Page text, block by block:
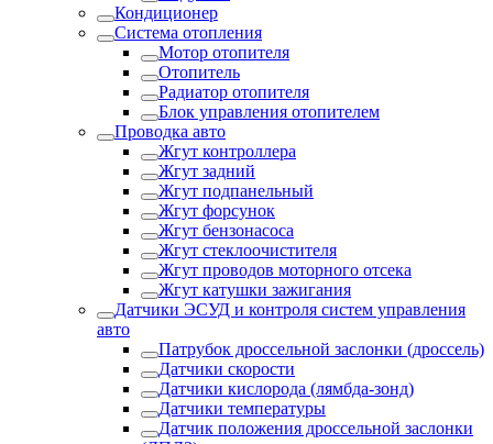
Кондиционер
Система отопления
Мотор отопителя
Отопитель
Радиатор отопителя
Блок управления отопителем
Проводка авто
Жгут контроллера
Жгут задний
Жгут подпанельный
Жгут форсунок
Жгут бензонасоса
Жгут стеклоочистителя
Жгут проводов моторного отсека
Жгут катушки зажигания
Датчики ЭСУД и контроля систем управления
авто
Патрубок дроссельной заслонки (дроссель)
Датчики скорости
Датчики кислорода (лямбда-зонд)
Датчики температуры
Датчик положения дроссельной заслонки